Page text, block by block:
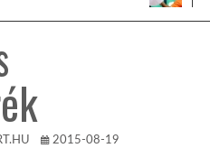
2015-08-19